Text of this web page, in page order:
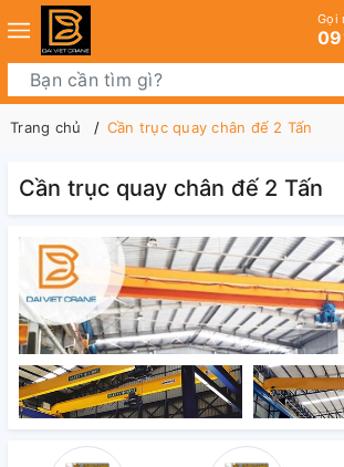
Gọi
Trang chủ Cần trục quay chân đế 2 Tấn
Cần trục quay chân đế 2 Tấn